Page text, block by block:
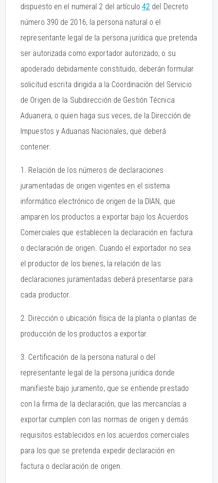
dispuesto en el numeral 2 del artículo 42 del Decreto
número 390 de 2016, la persona natural o el
representante legal de la persona jurídica que pretenda
ser autorizada como exportador autorizado, o su
apoderado debidamente constituido, deberán formular
solicitud escrita dirigida a la Coordinación del Servicio
de Origen de la Subdirección de Gestión Técnica
Aduanera, o quien haga sus veces, de la Dirección de
Impuestos y Aduanas Nacionales, que deberá
contener:
1. Relación de los números de declaraciones
juramentadas de origen vigentes en el sistema
informático electrónico de origen de la DIAN, que
amparen los productos a exportar bajo los Acuerdos
Comerciales que establecen la declaración en factura
o declaración de origen. Cuando el exportador no sea
el productor de los bienes, la relación de las
declaraciones juramentadas deberá presentarse para
cada productor.
2. Dirección o ubicación física de la planta o plantas de
producción de los productos a exportar.
3. Certificación de la persona natural o del
representante legal de la persona jurídica donde
manifieste bajo juramento, que se entiende prestado
con la firma de la declaración, que las mercancías a
exportar cumplen con las normas de origen y demás
requisitos establecidos en los acuerdos comerciales
para los que se pretenda expedir declaración en
factura o declaración de origen.